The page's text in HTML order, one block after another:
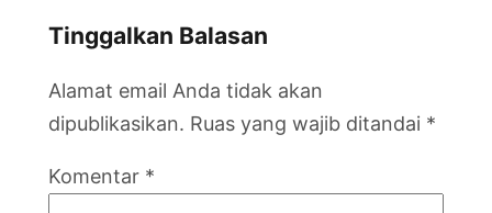
Tinggalkan Balasan
Alamat email Anda tidak akan
dipublikasikan. Ruas yang wajib ditandai *
Komentar *